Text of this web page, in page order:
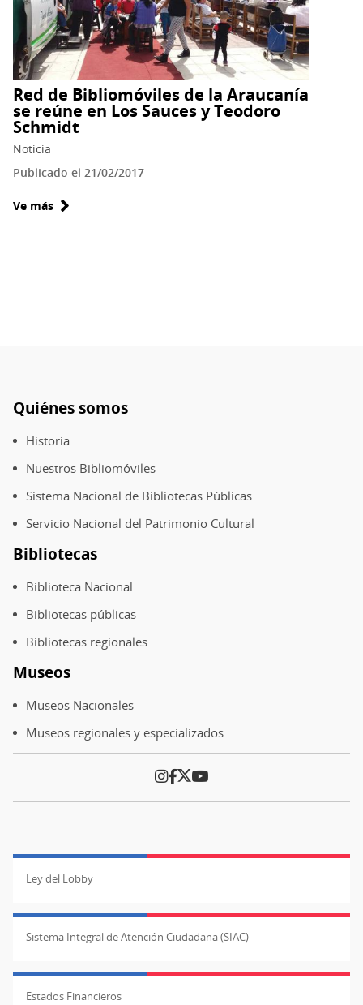
Red de Bibliomóviles de la Araucanía
se reúne en Los Sauces y Teodoro
Schmidt
Noticia
Publicado el 21/02/2017
Ve más sobre
Los
y
Teodoro
Schmidt
Pie
de
página
Quiénes somos
Historia
Nuestros Bibliomóviles
Sistema Nacional de Bibliotecas Públicas
Servicio Nacional del Patrimonio Cultural
Bibliotecas
Biblioteca Nacional
Bibliotecas públicas
Bibliotecas regionales
Museos
Museos Nacionales
Museos regionales y especializados
Ley del Lobby
Sistema Integral de Atención Ciudadana (SIAC)
Estados Financieros